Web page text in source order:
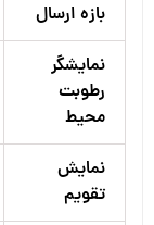
بازه ارسال
نمایشگر
رطوبت
محیط
نمایش
تقویم